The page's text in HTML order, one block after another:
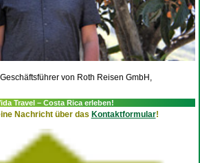
von Roth Reisen GmbH,
Travel – Costa Rica erleben!
Nachricht über das Kontaktformular!